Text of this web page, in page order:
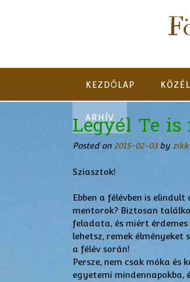
KEZDŐLAP
ARHÍV
Legyél Te is
Posted on 2015-02-03by zikk
Sziasztok!
Ebben a félévben is
mentorok? Biztosan
feladata, és miért
lehetsz, remek
a félév során!
Persze, nem csak móka és
egyetemi mindennapokba,